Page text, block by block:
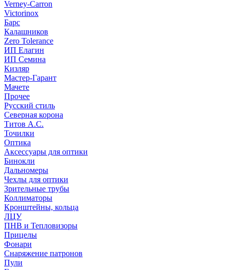
Verney-Carron
Victorinox
Барс
Калашников
Zero Tolerance
ИП Елагин
ИП Семина
Кизляр
Мастер-Гарант
Мачете
Прочее
Русский стиль
Северная корона
Титов А.С.
Точилки
Оптика
Аксессуары для оптики
Бинокли
Дальномеры
Чехлы для оптики
Зрительные трубы
Коллиматоры
Кронштейны, кольца
ЛЦУ
ПНВ и Тепловизоры
Прицелы
Фонари
Снаряжение патронов
Пули